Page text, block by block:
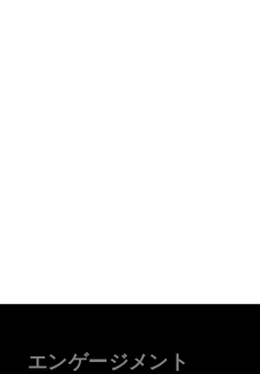
エンゲージメント